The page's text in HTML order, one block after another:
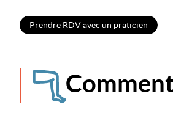
Prendre RDV avec un praticien